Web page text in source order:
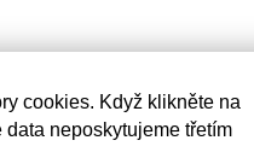
cookies. Když klikněte na
neposkytujeme třetím